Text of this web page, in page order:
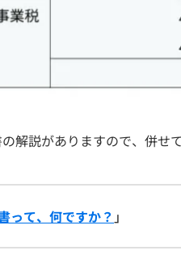
解説がありますので、併せ
って、何ですか？ 」